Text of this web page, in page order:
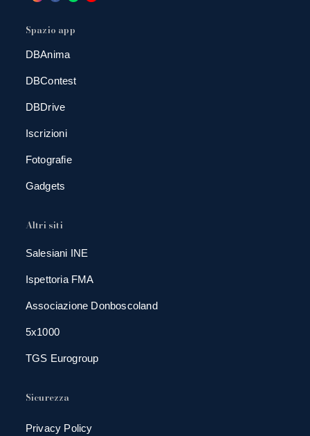
Spazio app
DBAnima
DBContest
DBDrive
Iscrizioni
Fotografie
Gadgets
Altri siti
Salesiani INE
Ispettoria FMA
Associazione Donboscoland
5x1000
TGS Eurogroup
Sicurezza
Privacy Policy